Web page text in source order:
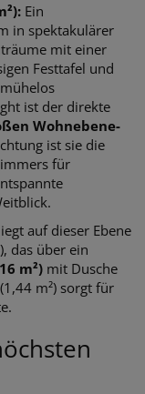
Ein
in spektakulärer
mit einer
Festtafel und
ist der direkte
Wohnebene-
ist sie die
für
auf dieser Ebene
das über ein
m²) mit Dusche
m²) sorgt für